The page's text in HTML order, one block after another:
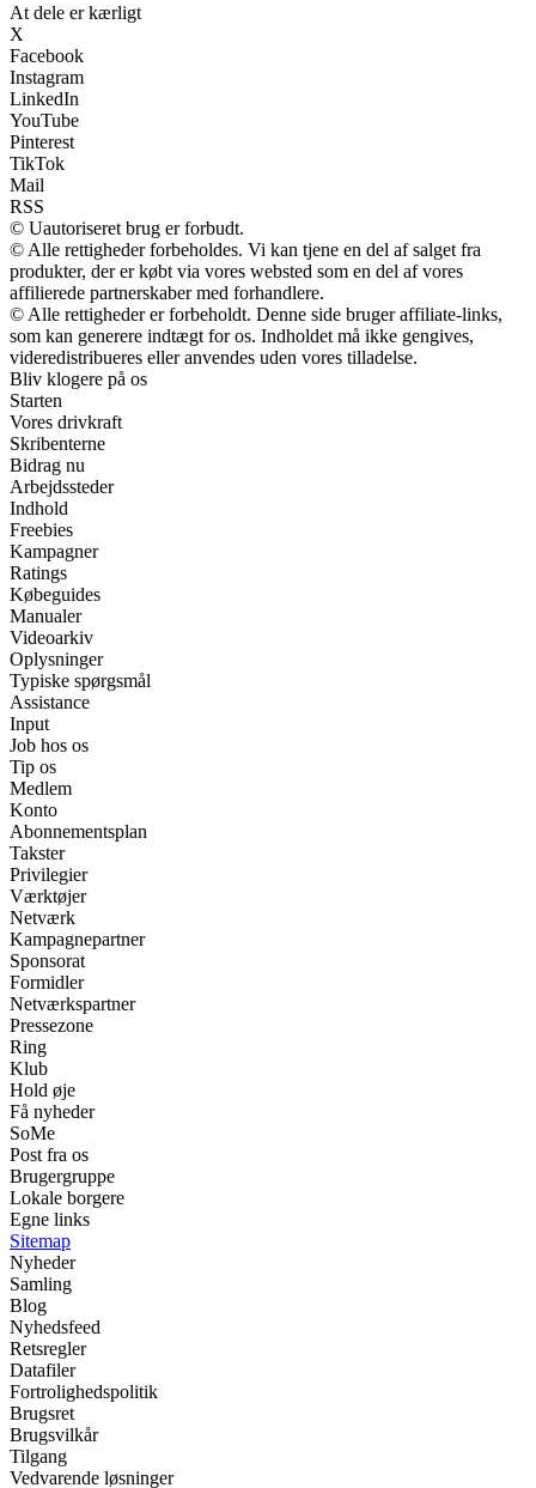
At dele er kærligt
X
Facebook
Instagram
LinkedIn
YouTube
Pinterest
TikTok
Mail
RSS
© Uautoriseret brug er forbudt.
© Alle rettigheder forbeholdes. Vi kan tjene en del af salget fra
produkter, der er købt via vores websted som en del af vores
affilierede partnerskaber med forhandlere.
© Alle rettigheder er forbeholdt. Denne side bruger affiliate-links,
som kan generere indtægt for os. Indholdet må ikke gengives,
videredistribueres eller anvendes uden vores tilladelse.
Bliv klogere på os
Starten
Vores drivkraft
Skribenterne
Bidrag nu
Arbejdssteder
Indhold
Freebies
Kampagner
Ratings
Købeguides
Manualer
Videoarkiv
Oplysninger
Typiske spørgsmål
Assistance
Input
Job hos os
Tip os
Medlem
Konto
Abonnementsplan
Takster
Privilegier
Værktøjer
Netværk
Kampagnepartner
Sponsorat
Formidler
Netværkspartner
Pressezone
Ring
Klub
Hold øje
Få nyheder
SoMe
Post fra os
Brugergruppe
Lokale borgere
Egne links
Sitemap
Nyheder
Samling
Blog
Nyhedsfeed
Retsregler
Datafiler
Fortrolighedspolitik
Brugsret
Brugsvilkår
Tilgang
Vedvarende løsninger